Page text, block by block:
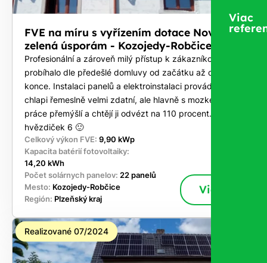
FVE na míru s vyřízením dotace Nová
zelená úsporám - Kozojedy-Robčice
Profesionální a zároveň milý přístup k zákazníkovi. Vše
probíhalo dle předešlé domluvy od začátku až do
konce. Instalaci panelů a elektroinstalaci prováděli
chlapi řemeslně velmi zdatní, ale hlavně s mozkem, co u
práce přemýšlí a chtějí ji odvézt na 110 procent. Za mě
hvězdiček 6 🙂
Celkový výkon FVE: 9,90 kWp
Kapacita batérií fotovoltaiky:
14,20 kWh
Počet solárnych panelov: 22 panelů
Mesto: Kozojedy-Robčice
Región: Plzeňský kraj
Viac
Realizované 07/2024
Viac